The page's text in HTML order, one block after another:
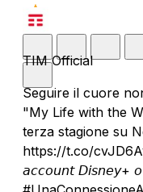
TIM Official
Seguire il cuore
"My Life with the
terza stagione su
https://t.co/
𝘢𝘤𝘤𝘰𝘶𝘯𝘵 𝘋𝘪𝘴𝘯𝘦𝘺+ 𝘰